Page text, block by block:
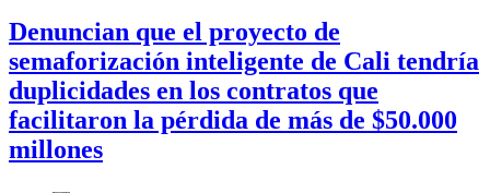
Denuncian que el proyecto de
semaforización inteligente de Cali tendría
duplicidades en los contratos que
facilitaron la pérdida de más de $50.000
millones